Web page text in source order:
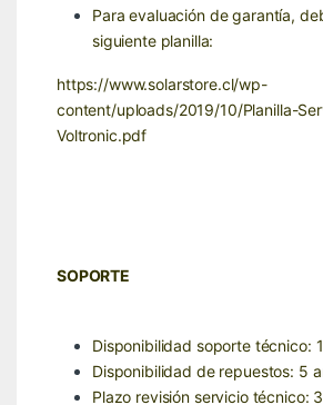
Para evaluación de garantía,
siguiente planilla:
https://www.solarstore.cl/wp-
content/uploads/2019/10/Planilla-
Voltronic.pdf
SOPORTE
Disponibilidad soporte técnico:
Disponibilidad de repuestos: 5
Plazo revisión servicio técnico: